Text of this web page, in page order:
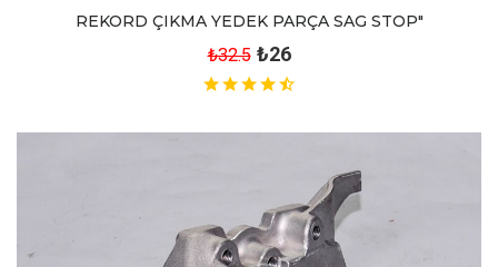
REKORD ÇIKMA YEDEK PARÇA SAG STOP"
₺32.5 ₺26